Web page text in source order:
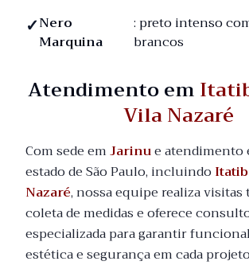
Nero
Marquina
: preto intenso
brancos
Atendimento em
Vila Nazaré
Com sede emJarinue atendimento
estado de São Paulo, incluindo
Nazaré, nossa equipe realiza visitas
coleta de medidas e oferece
especializada para garantir
estética e segurança em cada